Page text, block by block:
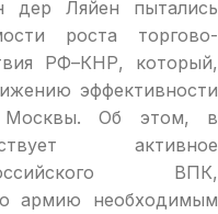
дер Ляйен пытались
роста торгово-
РФ–КНР, который,
эффективности
Москвы. Об этом, в
активное
ВПК,
армию необходимым